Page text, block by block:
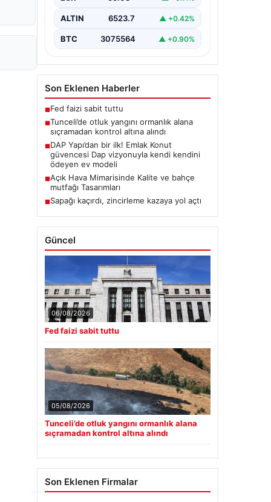
Karyemez köyleri arasında bulunan
belirlenemeyen bir nedenle…
ALTIN 6523.7 ▲ +0.42%
BTC 3075564 ▲ +0.90%
Son Eklenen Haberler
■Fed faizi sabit tuttu
■Tunceli’de otluk yangını ormanlık alana
sıçramadan kontrol altına alındı
■DAP Yapı’dan bir ilk! Emlak Konut
güvencesi Dap vizyonuyla kendi kendini
ödeyen ev modeli
■Açık Hava Mimarisinde Kalite ve bahçe
mutfağı Tasarımları
■Sapağı kaçırdı, zincirleme kazaya yol açtı
Güncel
06/08/2026
Fed faizi sabit tuttu
05/08/2026
Tunceli’de otluk yangını ormanlık alana
sıçramadan kontrol altına alındı
Son Eklenen Firmalar